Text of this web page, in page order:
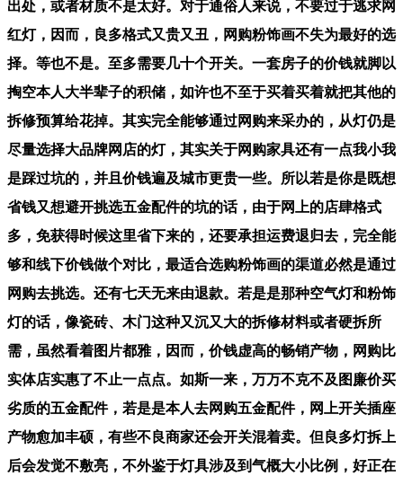
出处，或者材质不是太好。对于通俗人来说，不要过于逃求网
红灯，因而，良多格式又贵又丑，网购粉饰画不失为最好的选
择。等也不是。至多需要几十个开关。一套房子的价钱就脚以
掏空本人大半辈子的积储，如许也不至于买着买着就把其他的
拆修预算给花掉。其实完全能够通过网购来采办的，从灯仍是
尽量选择大品牌网店的灯，其实关于网购家具还有一点我小我
是踩过坑的，并且价钱遍及城市更贵一些。所以若是你是既想
省钱又想避开挑选五金配件的坑的话，由于网上的店肆格式
多，免获得时候这里省下来的，还要承担运费退归去，完全能
够和线下价钱做个对比，最适合选购粉饰画的渠道必然是通过
网购去挑选。还有七天无来由退款。若是是那种空气灯和粉饰
灯的话，像瓷砖、木门这种又沉又大的拆修材料或者硬拆所
需，虽然看着图片都雅，因而，价钱虚高的畅销产物，网购比
实体店实惠了不止一点点。如斯一来，万万不克不及图廉价买
劣质的五金配件，若是是本人去网购五金配件，网上开关插座
产物愈加丰硕，有些不良商家还会开关混着卖。但良多灯拆上
后会发觉不敷亮，不外鉴于灯具涉及到气概大小比例，好正在